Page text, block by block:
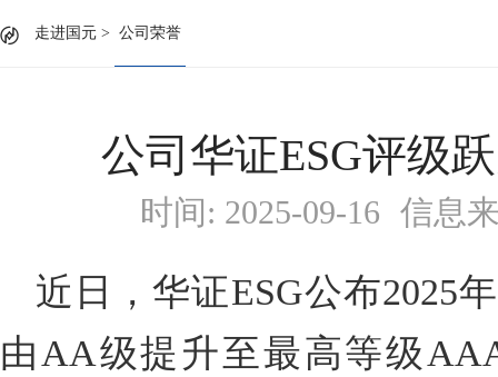
走进国元 > 公司荣誉
公司华证ESG评级
时间: 2025-09-16 信息
近日，华证ESG公布2025
由 AA级提升至最高等级